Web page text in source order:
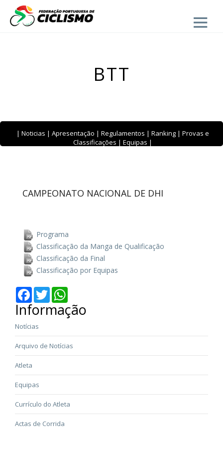
Close
BTT
| Noticias | Apresentação | Regulamentos | Ranking | Provas e
Classificações | Equipas |
CAMPEONATO NACIONAL DE DHI
Programa
Classificação da Manga de Qualificação
Classificação da Final
Classificação por Equipas
Facebook
Twitter
Informação
Notícias
Arquivo de Notícias
Atleta
Equipas
Currículo do Atleta
Actas de Corrida